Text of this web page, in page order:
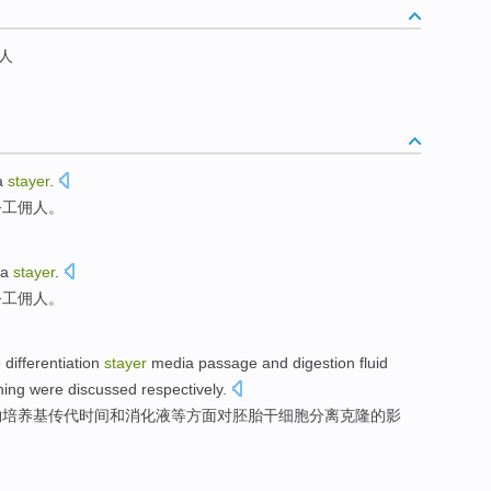
stayer.
佣人。
stayer.
佣人。
differentiation stayer media passage and digestion fluid
were discussed respectively.
养基传代时间和消化液等方面对胚胎干细胞分离克隆的影